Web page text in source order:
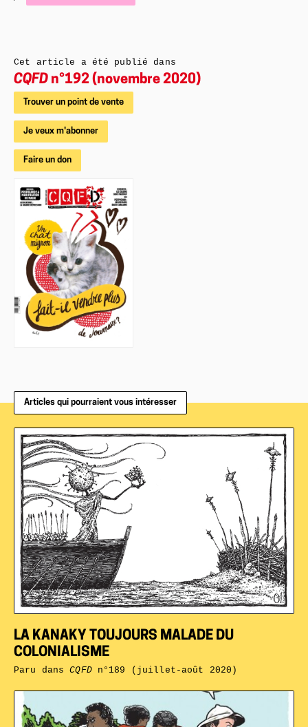
Cet article a été publié dans
CQFD n°192 (novembre 2020)
Trouver un point de vente
Je veux m'abonner
Faire un don
Articles qui pourraient vous intéresser
LA KANAKY TOUJOURS MALADE DU
COLONIALISME
Paru dansCQFDn°189 (juillet-août 2020)